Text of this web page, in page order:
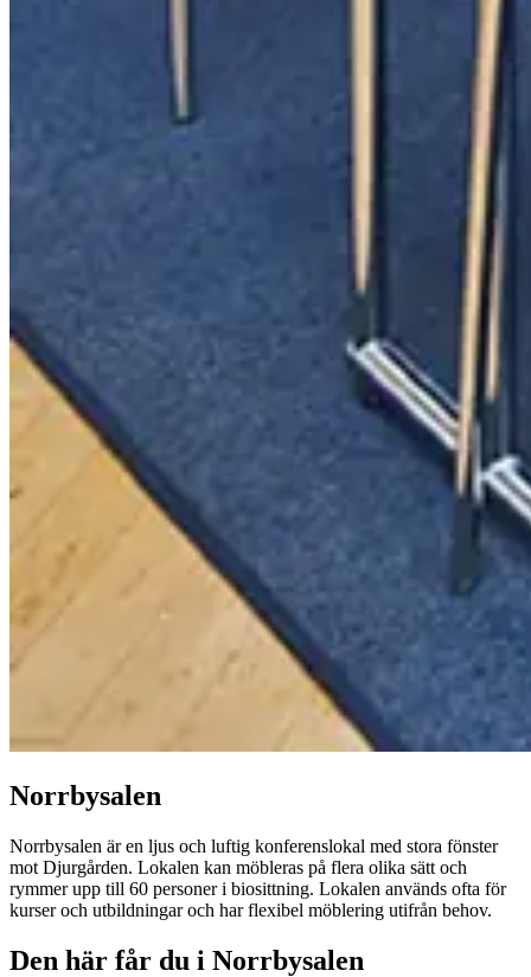
Norrbysalen
Norrbysalen är en ljus och luftig konferenslokal med stora fönster
mot Djurgården. Lokalen kan möbleras på flera olika sätt och
rymmer upp till 60 personer i biosittning. Lokalen används ofta för
kurser och utbildningar och har flexibel möblering utifrån behov.
Den här får du i Norrbysalen